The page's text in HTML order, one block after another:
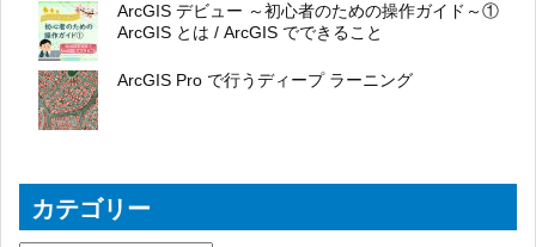
ArcGIS デビュー ～初心者のための操作ガイド～①
ArcGIS とは / ArcGIS でできること
ArcGIS Pro で行うディープ ラーニング
カテゴリー